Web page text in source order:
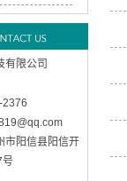
有限公司
2376
市阳信县阳信开
号